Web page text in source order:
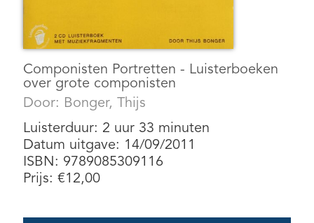
Componisten Portretten - Luisterboeken
over grote componisten
Door: Bonger, Thijs
Luisterduur: 2 uur 33 minuten
Datum uitgave: 14/09/2011
ISBN: 9789085309116
Prijs: €12,00